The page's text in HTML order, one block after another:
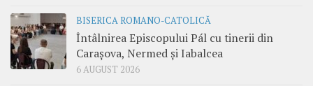
BISERICA ROMANO-CATOLICĂ
Întâlnirea Episcopului Pál cu tinerii din
Carașova, Nermed și Iabalcea
6 AUGUST 2026